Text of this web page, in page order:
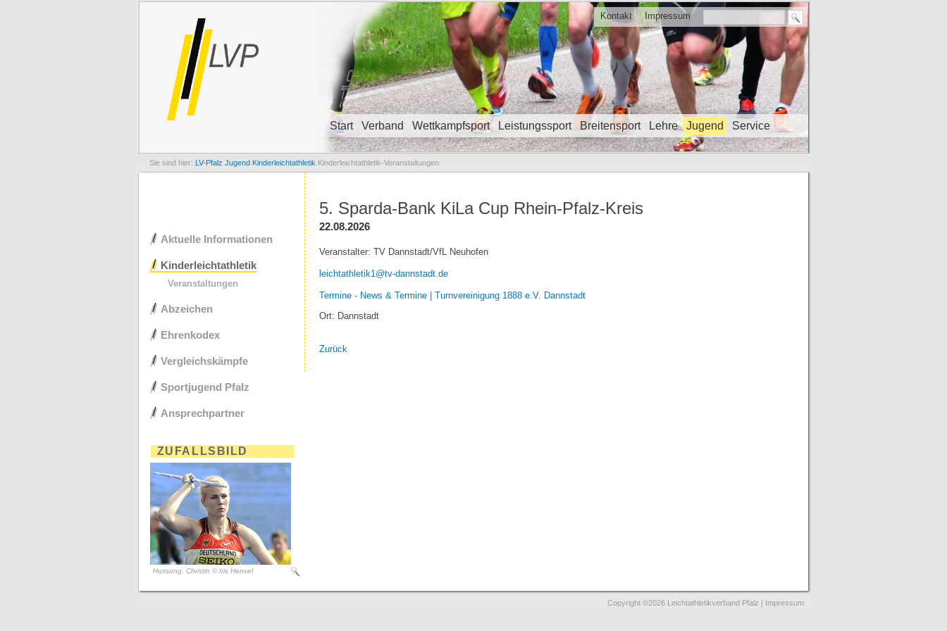
Kontakt Impressum
Navigation überspringen
Start Verband Wettkampfsport Leistungssport Breitensport Lehre Jugend Service
LV-Pfalz Jugend Kinderleichtathletik Kinderleichtathletik-Veranstaltungen
5. Sparda-Bank KiLa Cup Rhein-Pfalz-Kreis
22.08.2026
Veranstalter: TV Dannstadt/VfL Neuhofen
leichtathletik1@tv-dannstadt.de
Termine - News & Termine | Turnvereinigung 1888 e.V. Dannstadt
Ort: Dannstadt
Zurück
Navigation
überspringen
Aktuelle Informationen
Kinderleichtathletik
Veranstaltungen
Abzeichen
Ehrenkodex
Vergleichskämpfe
Sportjugend Pfalz
Ansprechpartner
ZUFALLSBILD
Hussong, Christin © Iris Hensel
Copyright ©2026 Leichtathletikverband Pfalz | Impressum